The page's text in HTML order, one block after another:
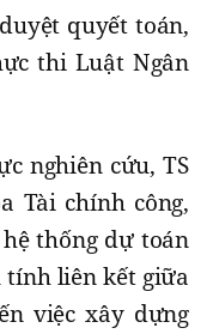
quyết toán,
thi Luật Ngân
nghiên cứu, TS
Tài chính công,
thống dự toán
tính liên kết giữa
việc xây dựng